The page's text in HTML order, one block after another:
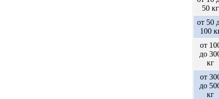
50 кг
от 50
100
от
до
кг
от
до
кг